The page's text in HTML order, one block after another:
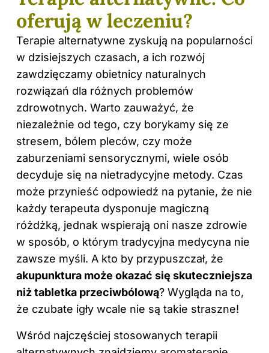
oferują w leczeniu?
Terapie alternatywne zyskują na popularności
w dzisiejszych czasach, a ich rozwój
zawdzięczamy obietnicy naturalnych
rozwiązań dla różnych problemów
zdrowotnych. Warto zauważyć, że
niezależnie od tego, czy borykamy się ze
stresem, bólem pleców, czy może
zaburzeniami sensorycznymi, wiele osób
decyduje się na nietradycyjne metody. Czas
może przynieść odpowiedź na pytanie, że nie
każdy terapeuta dysponuje magiczną
różdżką, jednak wspierają oni nasze zdrowie
w sposób, o którym tradycyjna medycyna nie
zawsze myśli. A kto by przypuszczał, że
akupunktura może okazać się skuteczniejsza
niż tabletka przeciwbólową? Wygląda na to,
że czubate igły wcale nie są takie straszne!
Wśród najczęściej stosowanych terapii